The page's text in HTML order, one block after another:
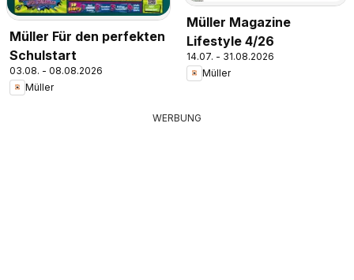
Müller Für den perfekten
Schulstart
03.08. - 08.08.2026
Müller
Müller Magazine
Lifestyle 4/26
14.07. - 31.08.2026
Müller
WERBUNG